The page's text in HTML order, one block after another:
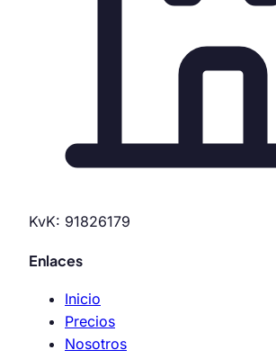
KvK: 91826179
Enlaces
Inicio
Precios
Nosotros